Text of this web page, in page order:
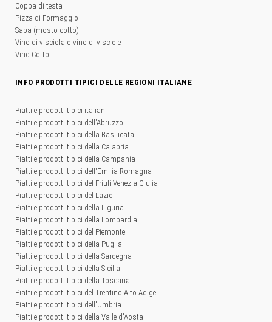
Coppa di testa
Pizza di Formaggio
Sapa (mosto cotto)
Vino di visciola o vino di visciole
Vino Cotto
INFO PRODOTTI TIPICI DELLE REGIONI ITALIANE
Piatti e prodotti tipici italiani
Piatti e prodotti tipici dell'Abruzzo
Piatti e prodotti tipici della Basilicata
Piatti e prodotti tipici della Calabria
Piatti e prodotti tipici della Campania
Piatti e prodotti tipici dell'Emilia Romagna
Piatti e prodotti tipici del Friuli Venezia Giulia
Piatti e prodotti tipici del Lazio
Piatti e prodotti tipici della Liguria
Piatti e prodotti tipici della Lombardia
Piatti e prodotti tipici del Piemonte
Piatti e prodotti tipici della Puglia
Piatti e prodotti tipici della Sardegna
Piatti e prodotti tipici della Sicilia
Piatti e prodotti tipici della Toscana
Piatti e prodotti tipici del Trentino Alto Adige
Piatti e prodotti tipici dell'Umbria
Piatti e prodotti tipici della Valle d'Aosta